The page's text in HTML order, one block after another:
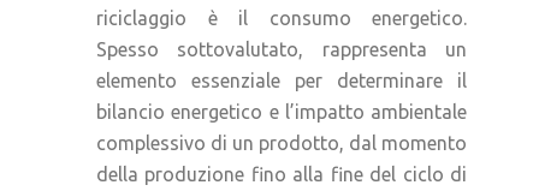
riciclaggio è il consumo energetico.
Spesso sottovalutato, rappresenta un
elemento essenziale per determinare il
bilancio energetico e l’impatto ambientale
complessivo di un prodotto, dal momento
della produzione fino alla fine del ciclo di